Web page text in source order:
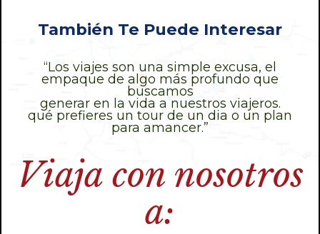
También Te Puede Interesar
“Los viajes son una simple excusa, el
empaque de algo más profundo que
buscamos
generar en la vida a nuestros viajeros.
qué prefieres un tour de un dia o un plan
para amancer.”
Viaja con nosotros
a: